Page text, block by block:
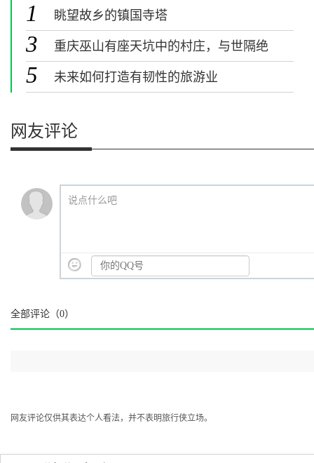
1 眺望故乡的镇国寺塔
3
重庆巫山有座天坑中的村庄，与世隔绝
堪称现实版桃花源
5 未来如何打造有韧性的旅游业
网友评论
说点什么吧
全部评论（0）
网友评论仅供其表达个人看法，并不表明旅行侠立场。
国内旅游必去景点推荐(一